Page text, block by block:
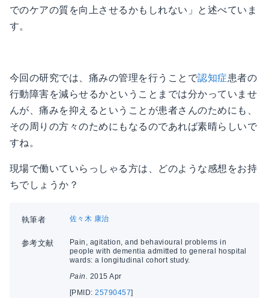
でのケアの質を向上させるかもしれない」と述べていま
す。
今回の研究では、痛みの管理を行うことで認知症患者の
行動障害を減らせるかということまでは分かっていませ
んが、痛みを抑えるということが患者さんのためにも、
その周りの方々のためにもなるのであれば素晴らしいで
すね。
現場で働いていらっしゃる方は、どのような感想をお持
ちでしょうか？
執筆者 佐々木 康治
参考文献
Pain, agitation, and behavioural problems in
people with dementia admitted to general hospital
wards: a longitudinal cohort study.
Pain. 2015 Apr
[PMID:25790457]